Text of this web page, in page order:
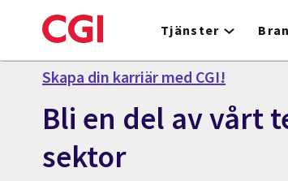
to
content
Tjänster
Skapa din karriär med CGI!
Bli en del av vårt
sektor